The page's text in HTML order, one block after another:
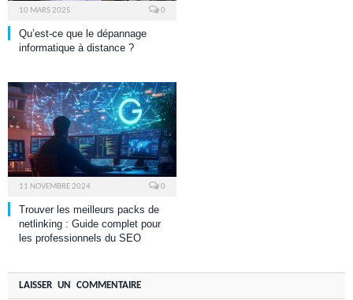
10 MARS 2025 0
Qu’est-ce que le dépannage
informatique à distance ?
11 NOVEMBRE 2024 0
Trouver les meilleurs packs de
netlinking : Guide complet pour
les professionnels du SEO
LAISSER UN COMMENTAIRE